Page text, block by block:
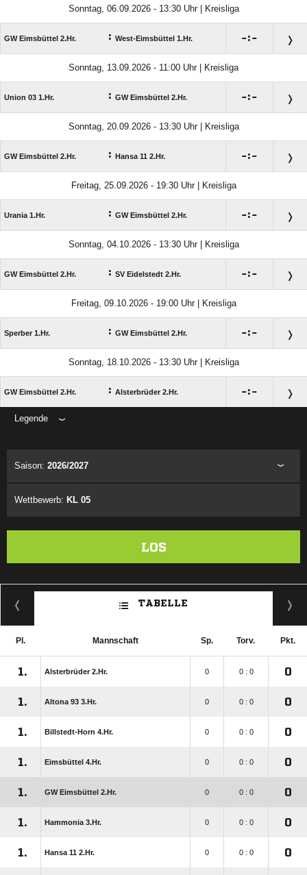
Sonntag, 06.09.2026 - 13:30 Uhr | Kreisliga
GW Eimsbüttel 2.Hr. : West-Eimsbüttel 1.Hr. :
Sonntag, 13.09.2026 - 11:00 Uhr | Kreisliga
Union 03 1.Hr. : GW Eimsbüttel 2.Hr. :
Sonntag, 20.09.2026 - 13:30 Uhr | Kreisliga
GW Eimsbüttel 2.Hr. : Hansa 11 2.Hr. :
Freitag, 25.09.2026 - 19:30 Uhr | Kreisliga
Urania 1.Hr. : GW Eimsbüttel 2.Hr. :
Sonntag, 04.10.2026 - 13:30 Uhr | Kreisliga
GW Eimsbüttel 2.Hr. : SV Eidelstedt 2.Hr. :
Freitag, 09.10.2026 - 19:00 Uhr | Kreisliga
Sperber 1.Hr. : GW Eimsbüttel 2.Hr. :
Sonntag, 18.10.2026 - 13:30 Uhr | Kreisliga
GW Eimsbüttel 2.Hr. : Alsterbrüder 2.Hr. :
Legende
Saison: 2026/2027
Wettbewerb: KL 05
LOS
TABELLE
Pl. Mannschaft Sp. Torv. Pkt.
1. Alsterbrüder 2.Hr. 0 0 : 0 0
1. Altona 93 3.Hr. 0 0 : 0 0
1. Billstedt-Horn 4.Hr. 0 0 : 0 0
1. Eimsbüttel 4.Hr. 0 0 : 0 0
1. GW Eimsbüttel 2.Hr. 0 0 : 0 0
1. Hammonia 3.Hr. 0 0 : 0 0
1. Hansa 11 2.Hr. 0 0 : 0 0